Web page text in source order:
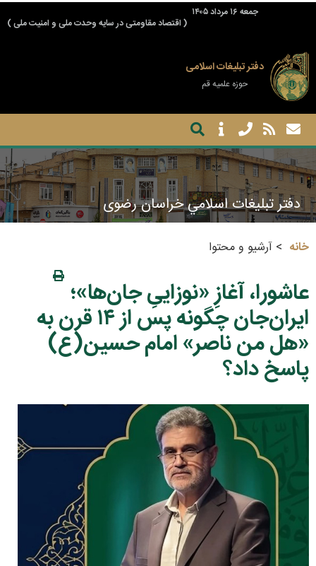
جمعه ۱۶ مرداد ۱۴۰۵
( اقتصاد مقاومتی در سایه وحدت ملی و امنیت ملی )
دفتر تبلیغات اسلامی
حوزه علمیه قم
دفتر تبليغات اسلامي خراسان رضوی
خانه آرشیو و محتوا
عاشورا، آغازِ «نوزاییِ جان‌ها»؛
ایران‌جان چگونه پس از ۱۴ قرن به
«هل من ناصر» امام حسین(ع)
پاسخ داد؟